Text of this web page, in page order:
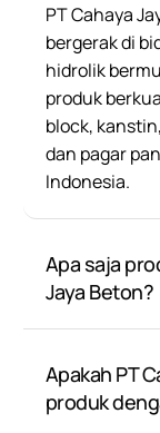
PT Cahaya
bergerak di
hidrolik
produk
block,
dan pagar
Indonesia.
Apa saja
Jaya Beton?
Apakah PT
produk